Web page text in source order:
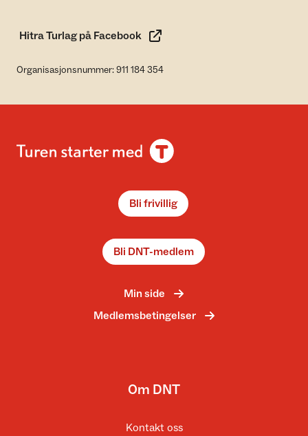
Hitra Turlag på Facebook
Organisasjonsnummer: 911 184 354
Bli frivillig
Bli DNT-medlem
Min side
Medlemsbetingelser
Om DNT
Kontakt oss